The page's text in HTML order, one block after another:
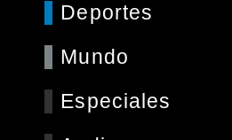
Deportes
Mundo
Especiales